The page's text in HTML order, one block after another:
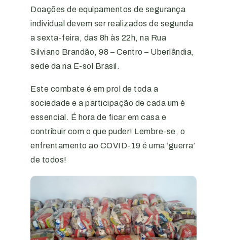
Doações de equipamentos de segurança
individual devem ser realizados de segunda
a sexta-feira, das 8h às 22h, na Rua
Silviano Brandão, 98 – Centro – Uberlândia,
sede da na E-sol Brasil.
Este combate é em prol de toda a
sociedade e a participação de cada um é
essencial. É hora de ficar em casa e
contribuir com o que puder! Lembre-se, o
enfrentamento ao COVID-19 é uma ‘guerra’
de todos!